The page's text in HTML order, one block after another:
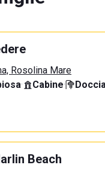
Rosolina Mare
· Cabine·
Beach